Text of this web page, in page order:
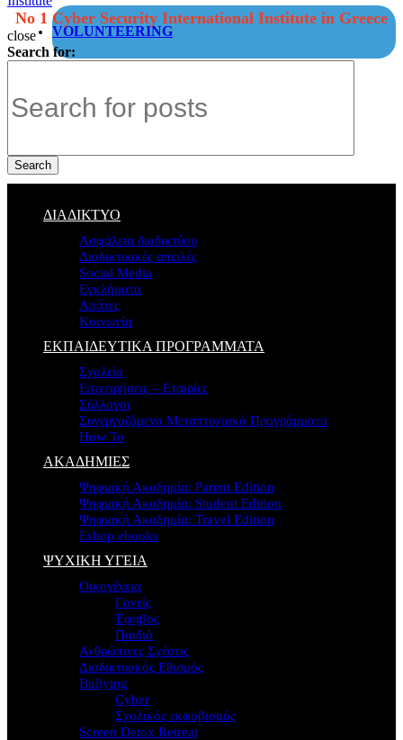
VOLUNTEERING
No 1 Cyber Security International Institute in Greece
close
Search for:
Search
ΔΙΑΔΙΚΤΥΟ
Ασφάλεια διαδικτύου
Διαδικτυακές απειλές
Social Media
Εγκλήματα
Απάτες
Κοινωνία
ΕΚΠΑΙΔΕΥΤΙΚΑ ΠΡΟΓΡΑΜΜΑΤΑ
Σχολεία
Επιχειρήσεις – Εταιρίες
Σύλλογοι
Συνεργαζόμενα Μεταπτυχιακά Προγράμματα
How To
ΑΚΑΔΗΜΙΕΣ
Ψηφιακή Ακαδημία: Parent Edition
Ψηφιακή Ακαδημία: Student Edition
Ψηφιακή Ακαδημία: Travel Edition
Eshop ebooks
ΨΥΧΙΚΗ ΥΓΕΙΑ
Οικογένεια
Γονείς
Έφηβος
Παιδιά
Ανθρώπινες Σχέσεις
Διαδικτυακός Εθισμός
Bullying
Cyber
Σχολικός εκφοβισμός
Screen Detox Retreat